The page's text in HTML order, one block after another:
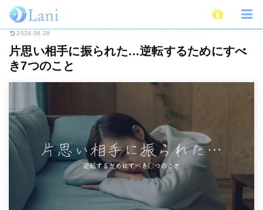
ホーム 恋愛 片思い相手に振られた…逆転するためにすべき7つのこ
2024.06.29
片思い相手に振られた…逆転するためにすべ
き7つのこと